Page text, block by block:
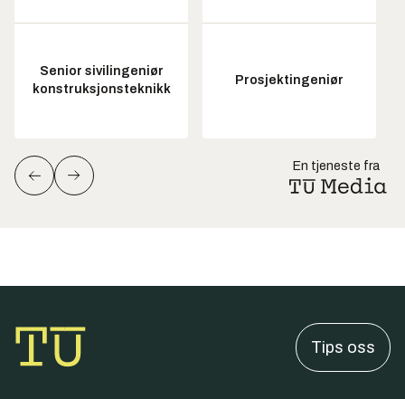
Senior sivilingeniør
konstruksjonsteknikk
Prosjektingeniør
En tjeneste fra
Tips oss